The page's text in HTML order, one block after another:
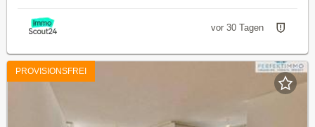
vor 30 Tagen
PROVISIONSFREI